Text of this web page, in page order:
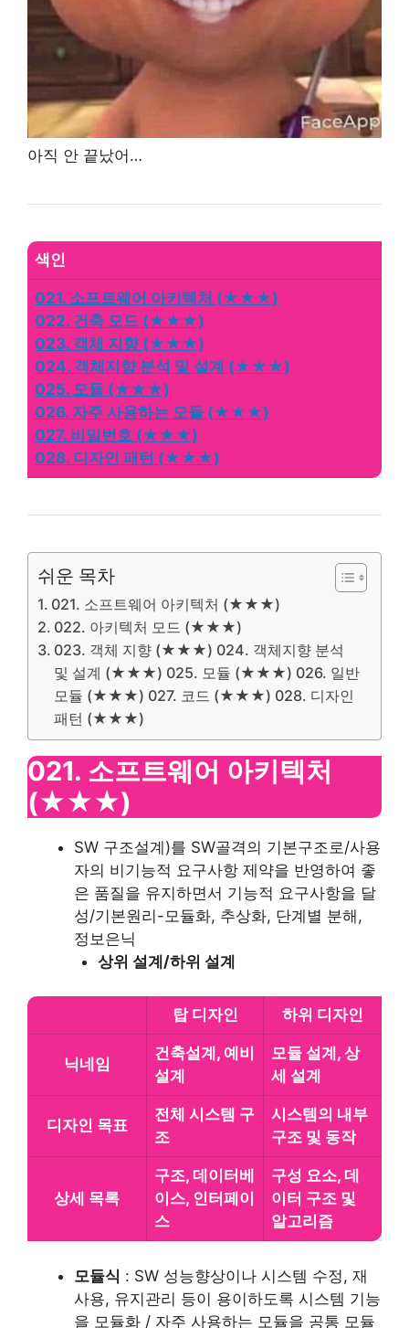
아직 안 끝났어…
색인
021. 소프트웨어 아키텍처 (★★★)
022. 건축 모드 (★★★)
023. 객체 지향 (★★★)
024. 객체지향 분석 및 설계 (★★★)
025. 모듈 (★★★)
026. 자주 사용하는 모듈 (★★★)
027. 비밀번호 (★★★)
028. 디자인 패턴 (★★★)
쉬운 목차
021. 소프트웨어 아키텍처 (★★★)
022. 아키텍처 모드 (★★★)
023. 객체 지향 (★★★) 024. 객체지향 분석
및 설계 (★★★) 025. 모듈 (★★★) 026. 일반
모듈 (★★★) 027. 코드 (★★★) 028. 디자인
패턴 (★★★)
021. 소프트웨어 아키텍처
(★★★)
SW 구조설계)를 SW골격의 기본구조로/사용
자의 비기능적 요구사항 제약을 반영하여 좋
은 품질을 유지하면서 기능적 요구사항을 달
성/기본원리-모듈화, 추상화, 단계별 분해,
정보은닉
상위 설계/하위 설계
탑 디자인 하위 디자인
닉네임
건축설계, 예비
설계
모듈 설계, 상
세 설계
디자인 목표
전체 시스템 구
조
시스템의 내부
구조 및 동작
상세 목록
구조, 데이터베
이스, 인터페이
스
구성 요소, 데
이터 구조 및
알고리즘
모듈식 : SW 성능향상이나 시스템 수정, 재
사용, 유지관리 등이 용이하도록 시스템 기능
을 모듈화 / 자주 사용하는 모듈을 공통 모듈